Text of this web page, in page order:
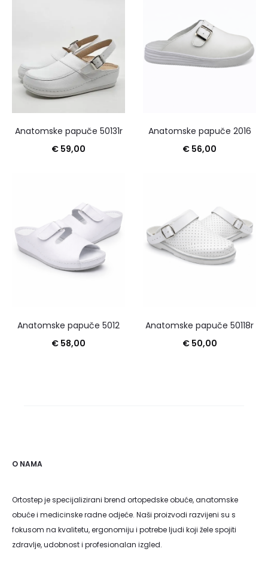
Anatomske papuče 50131r
€ 59,00
Anatomske papuče 2016
€ 56,00
Anatomske papuče 5012
€ 58,00
Anatomske papuče 50118r
€50,00
O NAMA
Ortostep je specijalizirani brend ortopedske obuće, anatomske
obuće i medicinske radne odjeće. Naši proizvodi razvijeni su s
fokusom na kvalitetu, ergonomiju i potrebe ljudi koji žele spojiti
zdravlje, udobnost i profesionalan izgled.